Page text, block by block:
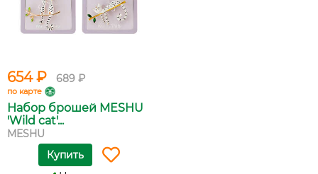
654 ₽ 689 ₽
по карте
Набор брошей MESHU
'Wild cat'...
MESHU
Купить